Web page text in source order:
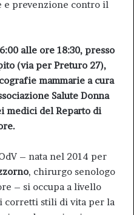
e prevenzione contro il
alle ore 18:30, presso
(via per Preturo 27),
mammarie a cura
Salute Donna
medici del Reparto di
– nata nel 2014 per
, chirurgo senologo
– si occupa a livello
corretti stili di vita per la